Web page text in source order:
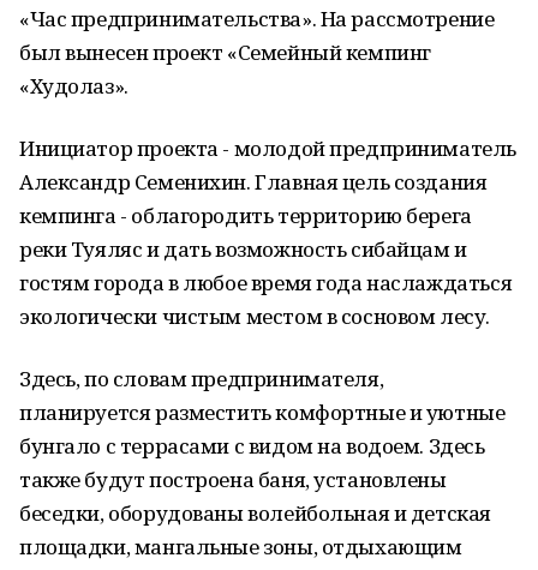
«Час предпринимательства». На рассмотрение
был вынесен проект «Семейный кемпинг
«Худолаз».
Инициатор проекта - молодой предприниматель
Александр Семенихин. Главная цель создания
кемпинга - облагородить территорию берега
реки Туяляс и дать возможность сибайцам и
гостям города в любое время года наслаждаться
экологически чистым местом в сосновом лесу.
Здесь, по словам предпринимателя,
планируется разместить комфортные и уютные
бунгало с террасами с видом на водоем. Здесь
также будут построена баня, установлены
беседки, оборудованы волейбольная и детская
площадки, мангальные зоны, отдыхающим